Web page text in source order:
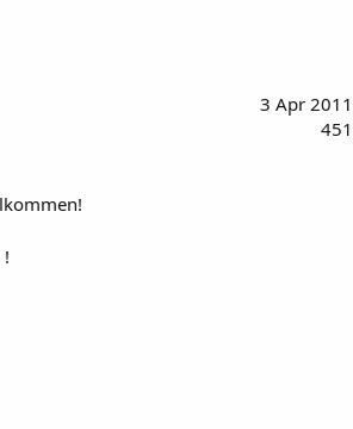
3 Apr 2011
451
!